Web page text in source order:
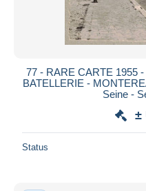
77 - RARE CARTE 1955
BATELLERIE -
Seine -
±
Status